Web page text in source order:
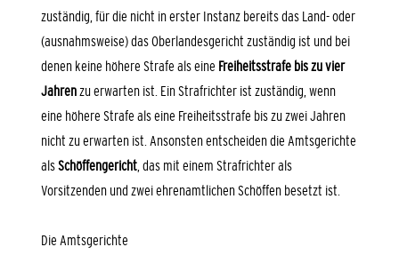
zuständig, für die nicht in erster Instanz bereits das Land- oder
(ausnahmsweise) das Oberlandesgericht zuständig ist und bei
denen keine höhere Strafe als eine Freiheitsstrafe bis zu vier
Jahrenzu erwarten ist. Ein Strafrichter ist zuständig, wenn
eine höhere Strafe als eine Freiheitsstrafe bis zu zwei Jahren
nicht zu erwarten ist. Ansonsten entscheiden die Amtsgerichte
alsSchöffengericht , das mit einem Strafrichter als
Vorsitzenden und zwei ehrenamtlichen Schöffen besetzt ist.
Die Amtsgerichte